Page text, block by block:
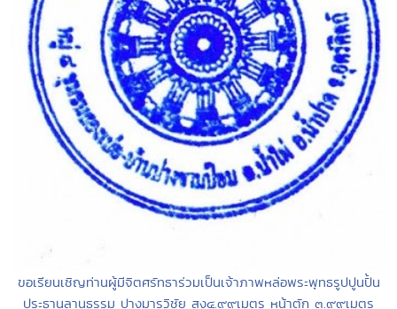
ขอเรียนเชิญท่านผู้มีจิตศรัทธาร่วมเป็นเจ้าภาพหล่อพระพุทธรูปปูนปั้น
ประธานลานธรรม ปางมารวิชัย สูง๔.๙๙เมตร หน้าตัก ๓.๙๙เมตร